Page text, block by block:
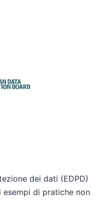
dei dati (EDPD)
esempi di pratiche non